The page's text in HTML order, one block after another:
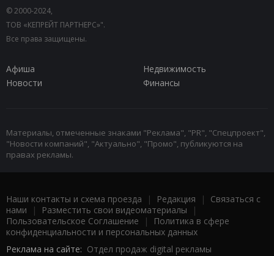
© 2000-2024,
ТОВ «КЕПРЕЙТ ПАРТНЕРС»".
Все права защищены.
Афиша
Недвижимость
Новости
Финансы
Материалы, отмеченные знаками "Реклама", "PR", "Спецпроект",
"Новости компаний", "Актуально", "Промо", публикуются на
правах рекламы.
Наши контакты и схема проезда | Редакция | Связаться с
нами | Разместить свои видеоматериалы |
Пользовательское Соглашение |
Политика в сфере
конфиденциальности и персональных данных
Реклама на сайте: Отдел продаж digital рекламы